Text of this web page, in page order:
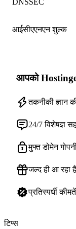
DNSSEC
आईसीएएनएन शुल्क
आपको
तकनीकी ज्ञान
24/7 विशेषज्ञ
मुफ्त डोमेन
जल्द ही आ रहा
प्रतिस्पर्धी कीमतें
टिप्स